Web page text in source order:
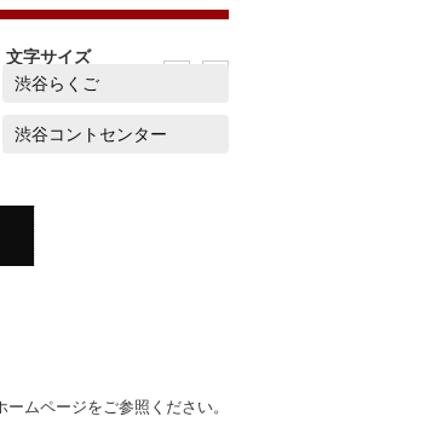
文字サイズ
渋谷らくご
渋谷コントセンター
ムページをご参照ください。